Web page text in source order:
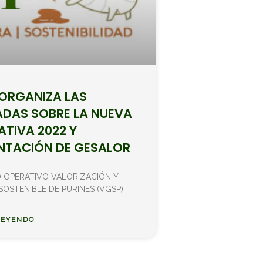
LAS
SOBRE LA NUEVA
2022 Y
DE GESALOR
OPERATIVO VALORIZACIÓN Y
DE PURINES (VGSP)